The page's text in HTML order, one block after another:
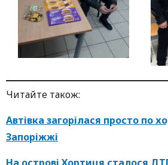
Читайте також:
Автівка загорілася просто по
Запоріжжі
На острові Хортиця сталося